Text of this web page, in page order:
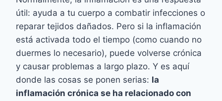
útil: ayuda a tu cuerpo a combatir infecciones o
reparar tejidos dañados. Pero si la inflamación
está activada todo el tiempo (como cuando no
duermes lo necesario), puede volverse crónica
y causar problemas a largo plazo. Y es aquí
donde las cosas se ponen serias: la
inflamación crónica se ha relacionado con